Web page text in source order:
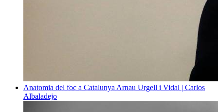
Anatomia del foc a Catalunya Arnau Urgell i Vidal | Carlos
Albaladejo